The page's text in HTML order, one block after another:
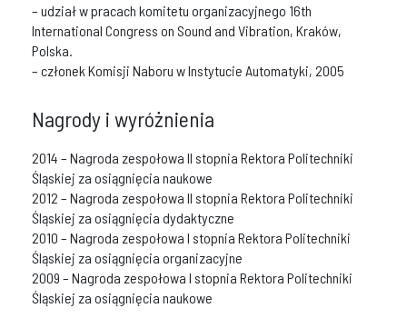
– udział w pracach komitetu organizacyjnego 16th
International Congress on Sound and Vibration, Kraków,
Polska.
– członek Komisji Naboru w Instytucie Automatyki, 2005
Nagrody i wyróżnienia
2014 – Nagroda zespołowa II stopnia Rektora Politechniki
Śląskiej za osiągnięcia naukowe
2012 – Nagroda zespołowa II stopnia Rektora Politechniki
Śląskiej za osiągnięcia dydaktyczne
2010 – Nagroda zespołowa I stopnia Rektora Politechniki
Śląskiej za osiągnięcia organizacyjne
2009 – Nagroda zespołowa I stopnia Rektora Politechniki
Śląskiej za osiągnięcia naukowe